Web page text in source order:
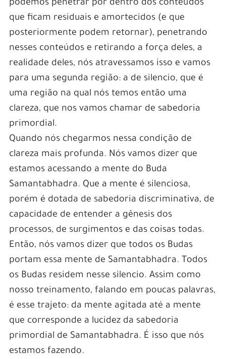
podemos penetrar por dentro dos conteúdos
que ficam residuais e amortecidos (e que
posteriormente podem retornar), penetrando
nesses conteúdos e retirando a força deles, a
realidade deles, nós atravessamos isso e vamos
para uma segunda região: a de silencio, que é
uma região na qual nós temos então uma
clareza, que nos vamos chamar de sabedoria
primordial.
Quando nós chegarmos nessa condição de
clareza mais profunda. Nós vamos dizer que
estamos acessando a mente do Buda
Samantabhadra. Que a mente é silenciosa,
porém é dotada de sabedoria discriminativa, de
capacidade de entender a gênesis dos
processos, de surgimentos e das coisas todas.
Então, nós vamos dizer que todos os Budas
portam essa mente de Samantabhadra. Todos
os Budas residem nesse silencio. Assim como
nosso treinamento, falando em poucas palavras,
é esse trajeto: da mente agitada até a mente
que corresponde a lucidez da sabedoria
primordial de Samantabhadra. É isso que nós
estamos fazendo.